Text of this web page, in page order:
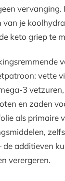
vervanging.
van je
keto griep te
vette
3
en zaden
als primaire
additieven
verergeren.